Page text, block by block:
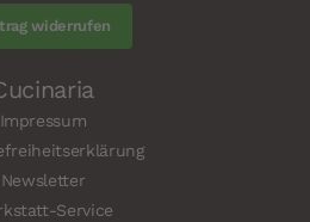
widerrufen
Impressum
Newsletter
Service